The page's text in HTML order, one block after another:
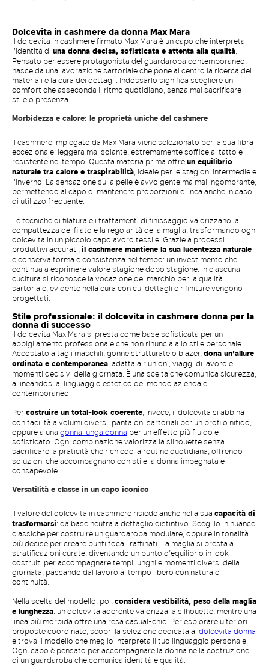
Dolcevita in cashmere da donna Max Mara
Il dolcevita in cashmere firmato Max Mara è un capo che interpreta
l'identità di una donna decisa, sofisticata e attenta alla qualità.
Pensato per essere protagonista del guardaroba contemporaneo,
nasce da una lavorazione sartoriale che pone al centro la ricerca dei
materiali e la cura dei dettagli. Indossarlo significa scegliere un
comfort che asseconda il ritmo quotidiano, senza mai sacrificare
stile o presenza.
Morbidezza e calore: le proprietà uniche del cashmere
Il cashmere impiegato da Max Mara viene selezionato per la sua fibra
eccezionale: leggera ma isolante, estremamente soffice al tatto e
resistente nel tempo. Questa materia prima offreun equilibrio
naturale tra calore e traspirabilità, ideale per le stagioni intermedie e
l'inverno. La sensazione sulla pelle è avvolgente ma mai ingombrante,
permettendo al capo di mantenere proporzioni e linea anche in caso
di utilizzo frequente.
Le tecniche di filatura e i trattamenti di finissaggio valorizzano la
compattezza del filato e la regolarità della maglia, trasformando ogni
dolcevita in un piccolo capolavoro tessile. Grazie a processi
produttivi accurati,il cashmere mantiene la sua lucentezza naturale
e conserva forma e consistenza nel tempo: un investimento che
continua a esprimere valore stagione dopo stagione. In ciascuna
cucitura si riconosce la vocazione del marchio per la qualità
sartoriale, evidente nella cura con cui dettagli e rifiniture vengono
progettati.
Stile professionale: il dolcevita in cashmere donna per la
donna di successo
Il dolcevita Max Mara si presta come base sofisticata per un
abbigliamento professionale che non rinuncia allo stile personale.
Accostato a tagli maschili, gonne strutturate o blazer,dona un’allure
ordinata e contemporanea, adatta a riunioni, viaggi di lavoro e
momenti decisivi della giornata. È una scelta che comunica sicurezza,
allineandosi al linguaggio estetico del mondo aziendale
contemporaneo.
Percostruire un total-look coerente, invece, il dolcevita si abbina
con facilità a volumi diversi: pantaloni sartoriali per un profilo nitido,
oppure a una gonna lunga donna per un effetto più fluido e
sofisticato. Ogni combinazione valorizza la silhouette senza
sacrificare la praticità che richiede la routine quotidiana, offrendo
soluzioni che accompagnano con stile la donna impegnata e
consapevole.
Versatilità e classe in un capo iconico
Il valore del dolcevita in cashmere risiede anche nella sua capacità di
trasformarsi: da base neutra a dettaglio distintivo. Sceglilo in nuance
classiche per costruire un guardaroba modulare, oppure in tonalità
più decise per creare punti focali raffinati. La maglia si presta a
stratificazioni curate, diventando un punto d’equilibrio in look
costruiti per accompagnare tempi lunghi e momenti diversi della
giornata, passando dal lavoro al tempo libero con naturale
continuità.
Nella scelta del modello, poi,considera vestibilità, peso della maglia
e lunghezza: un dolcevita aderente valorizza la silhouette, mentre una
linea più morbida offre una resa casual-chic. Per esplorare ulteriori
proposte coordinate, scopri la selezione dedicata ai dolcevita donna
e trova il modello che meglio interpreta il tuo linguaggio personale.
Ogni capo è pensato per accompagnare la donna nella costruzione
di un guardaroba che comunica identità e qualità.